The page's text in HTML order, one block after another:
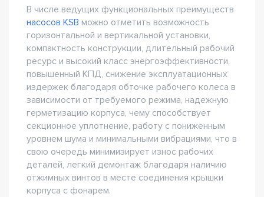
В числе ведущих функциональных преимуществ
насосов KSB можно отметить возможность
горизонтальной и вертикальной установки,
компактность конструкции, длительный рабочий
ресурс и высокий класс энергоэффективности,
повышенный КПД, снижение эксплуатационных
издержек благодаря обточке рабочего колеса в
зависимости от требуемого режима, надежную
герметизацию корпуса, чему способствует
секционное уплотнение, работу с пониженным
уровнем шума и минимальными вибрациями, что в
свою очередь минимизирует износ рабочих
деталей, легкий демонтаж благодаря наличию
отжимных винтов в месте соединения крышки
корпуса с фонарем.